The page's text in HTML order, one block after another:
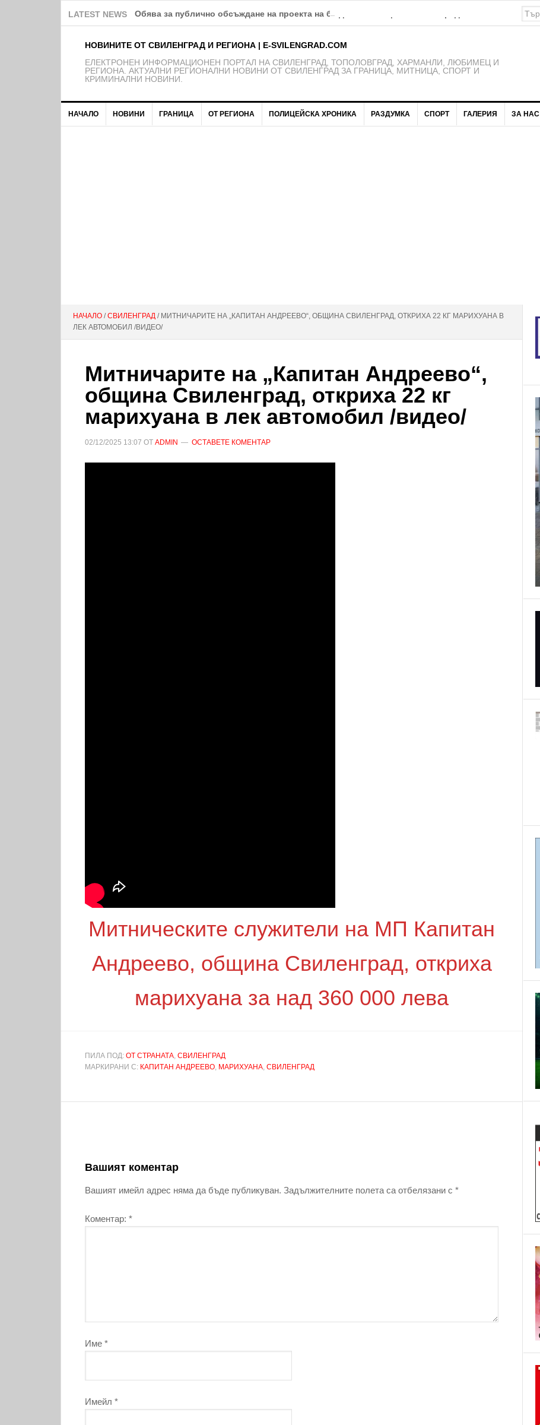
LATEST NEWS Обява за публично обсъждане на проекта на бюджет на Община Свиленград за 2026 година
НОВИНИТЕ ОТ СВИЛЕНГРАД И РЕГИОНА | E-SVILENGRAD.COM
EЛЕКТРОНЕН ИНФОРМАЦИОНЕН ПОРТАЛ НА СВИЛЕНГРАД, ТОПОЛОВГРАД, ХАРМАНЛИ, ЛЮБИМЕЦ И
РЕГИОНА. АКТУАЛНИ РЕГИОНАЛНИ НОВИНИ ОТ СВИЛЕНГРАД ЗА ГРАНИЦА, МИТНИЦА, СПОРТ И
КРИМИНАЛНИ НОВИНИ.
НАЧАЛО НОВИНИ ГРАНИЦА ОТ РЕГИОНА ПОЛИЦЕЙСКА ХРОНИКА РАЗДУМКА СПОРТ ГАЛЕРИЯ ЗА НАС
НАЧАЛО /СВИЛЕНГРАД / МИТНИЧАРИТЕ НА „КАПИТАН АНДРЕЕВО“, ОБЩИНА СВИЛЕНГРАД, ОТКРИХА 22 КГ МАРИХУАНА В
ЛЕК АВТОМОБИЛ /ВИДЕО/
Митничарите на „Капитан Андреево“,
община Свиленград, откриха 22 кг
марихуана в лек автомобил /видео/
02/12/2025 13:07 ОТ ADMIN ОСТАВЕТЕ КОМЕНТАР
Митническите служители на МП Капитан
Андреево, община Свиленград, откриха
марихуана за над 360 000 лева
ПИЛА ПОД: ОТ СТРАНАТА, СВИЛЕНГРАД
МАРКИРАНИ С: КАПИТАН АНДРЕЕВО, МАРИХУАНА, СВИЛЕНГРАД
Вашият коментар
Вашият имейл адрес няма да бъде публикуван. Задължителните полета са отбелязани с *
Коментар: *
Име *
Имейл *